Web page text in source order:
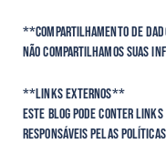
**Compartilhamento de
Não compartilhamos suas
**Links Externos**
Este blog pode conter links
responsáveis pelas